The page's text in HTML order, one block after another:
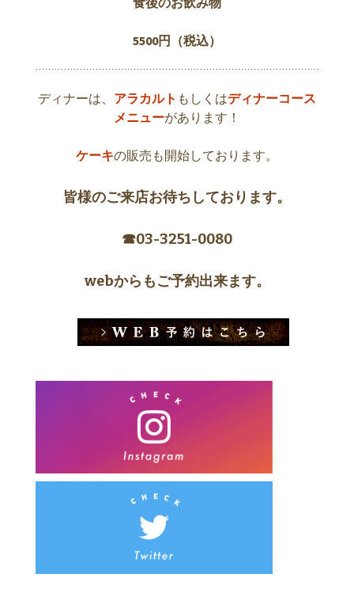
5500円（税込）
ディナーは、 アラカルト もしくはディナーコース
メニューがあります！
ケーキの販売も開始しております。
皆様のご来店お待ちしております。
☎︎03-3251-0080
webからもご予約出来ます。